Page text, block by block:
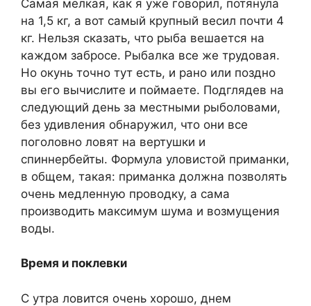
Самая мелкая, как я уже говорил, потянула
на 1,5 кг, а вот самый крупный весил почти 4
кг. Нельзя сказать, что рыба вешается на
каждом забросе. Рыбалка все же трудовая.
Но окунь точно тут есть, и рано или поздно
вы его вычислите и поймаете. Подглядев на
следующий день за местными рыболовами,
без удивления обнаружил, что они все
поголовно ловят на вертушки и
спиннербейты. Формула уловистой приманки,
в общем, такая: приманка должна позволять
очень медленную проводку, а сама
производить максимум шума и возмущения
воды.
Время и поклевки
С утра ловится очень хорошо, днем